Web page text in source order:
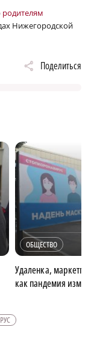
родителям
Нижегородской
Поделиться
ОБЩЕСТВО
Удаленка,
как пандемия